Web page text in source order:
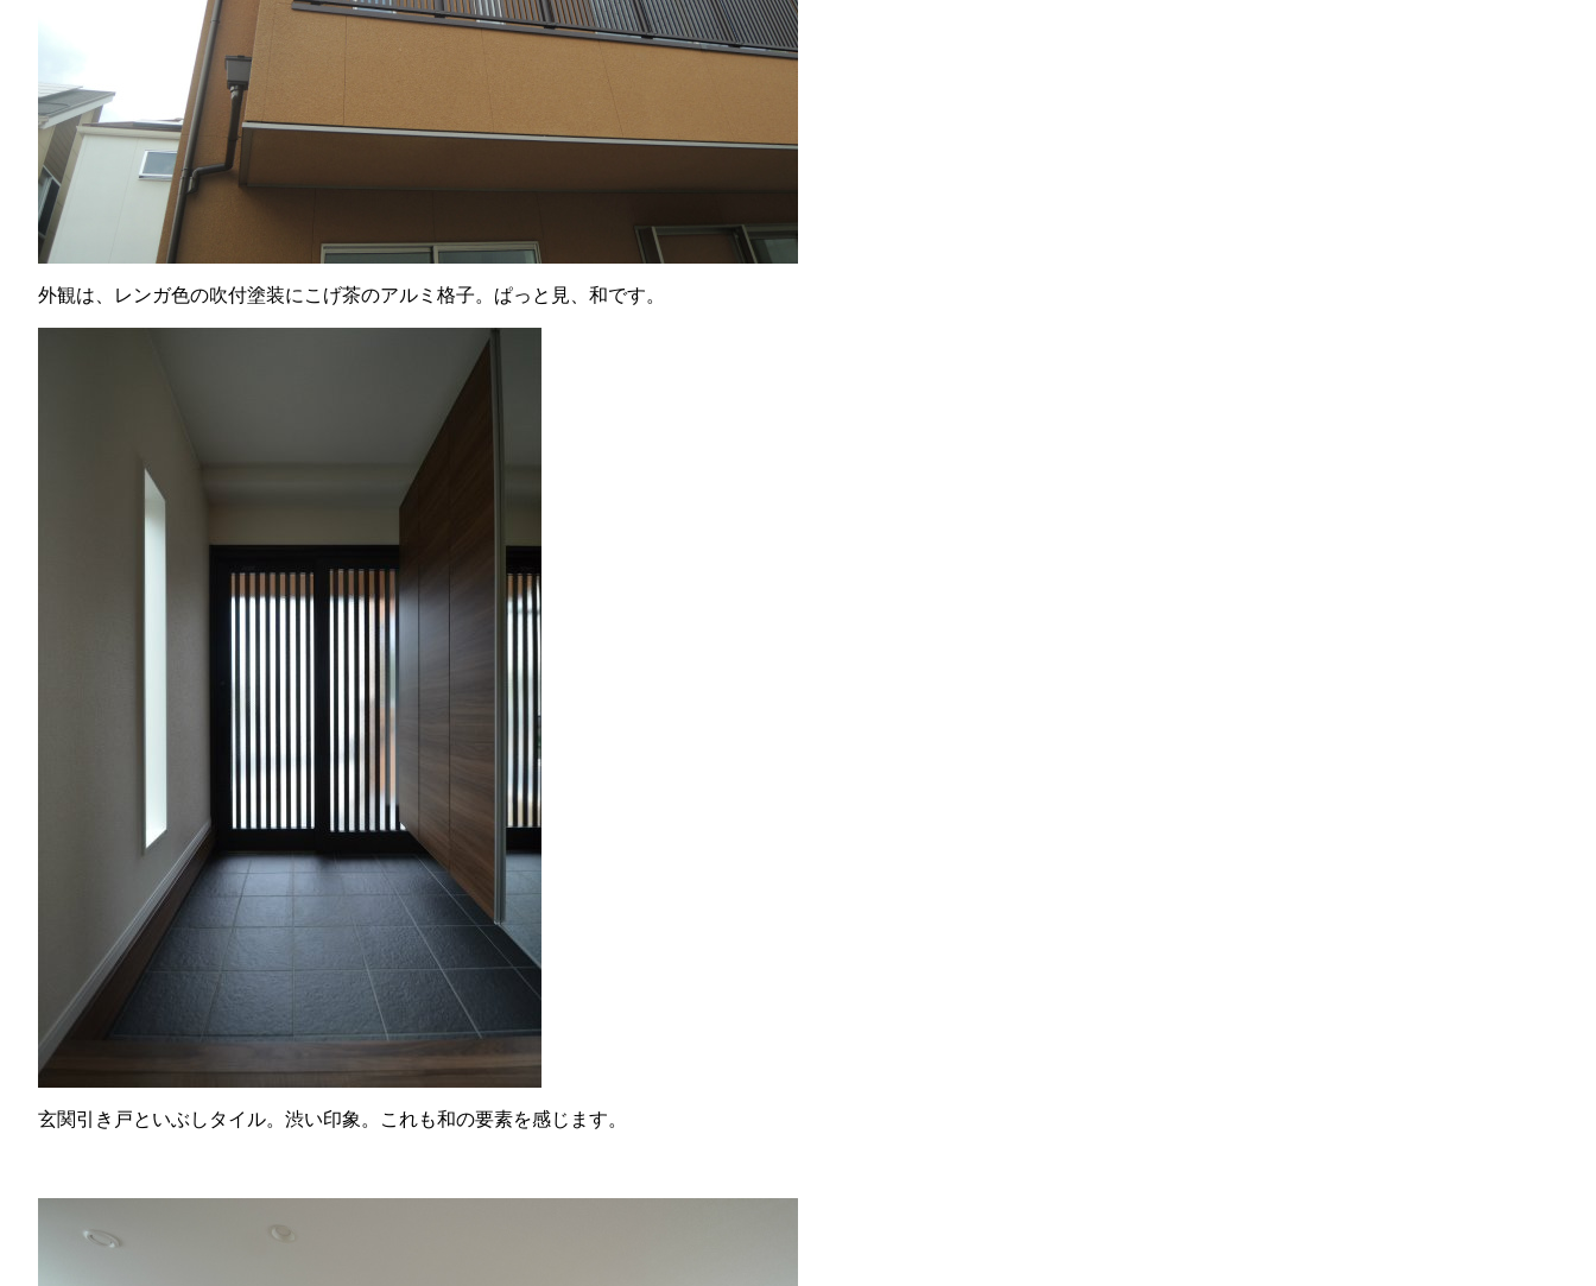
外観は、レンガ色の吹付塗装にこげ茶のアルミ格子。ぱっと見、和です。
玄関引き戸といぶしタイル。渋い印象。これも和の要素を感じます。